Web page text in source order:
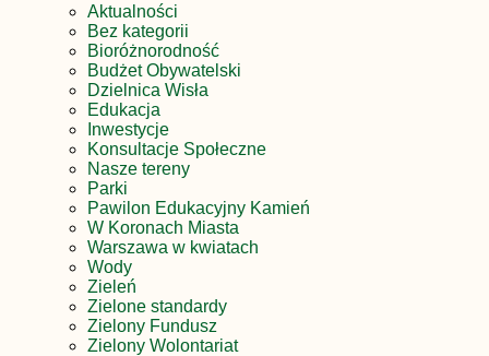
Aktualności
Bez kategorii
Bioróżnorodność
Budżet Obywatelski
Dzielnica Wisła
Edukacja
Inwestycje
Konsultacje Społeczne
Nasze tereny
Parki
Pawilon Edukacyjny Kamień
W Koronach Miasta
Warszawa w kwiatach
Wody
Zieleń
Zielone standardy
Zielony Fundusz
Zielony Wolontariat